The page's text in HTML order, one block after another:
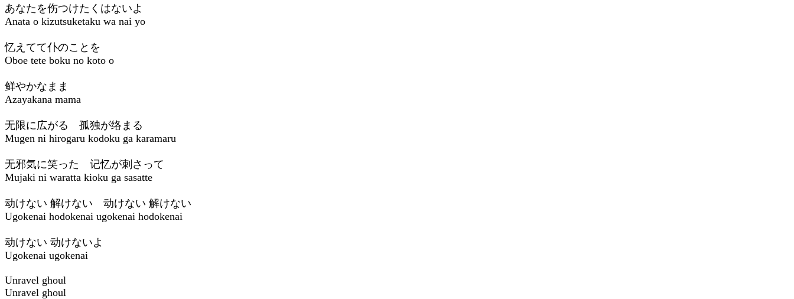
あなたを伤つけたくはないよ
Anata o kizutsuketaku wa nai yo
忆えてて仆のことを
Oboe tete boku no koto o
鲜やかなまま
Azayakana mama
无限に広がる 孤独が络まる
Mugen ni hirogaru kodoku ga karamaru
无邪気に笑った 记忆が刺さって
Mujaki ni waratta kioku ga sasatte
动けない 解けない 动けない 解けない
Ugokenai hodokenai ugokenai hodokenai
动けない 动けないよ
Ugokenai ugokenai
Unravel ghoul
Unravel ghoul